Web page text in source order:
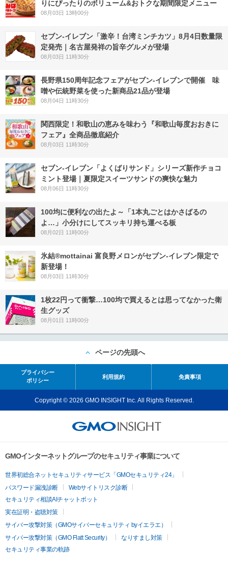
りにぴったりのボリューム&おトクな期間限定メニュー
08月03日 13時00分
セブン-イレブン「激辛！台湾ミンチカツ」8月4日数量限
定発売｜名古屋発祥の旨辛グルメが登場
08月03日 11時30分
長野県150周年記念フェアがセブン-イレブンで開催 味
噌や伝統野菜を使った新商品21品が登場
08月04日 11時30分
関西限定！和歌山の恵みを味わう『和歌山毎度おおきに
フェア』全商品徹底紹介
08月03日 11時30分
セブン‐イレブン「よくばりサンド」シリーズ新作チョコ
ミント登場｜夏限定スイーツサンドの爽快な魅力
08月06日 11時30分
100均に便利なの出たよ～「1本丸ごとはかさばるの
よ…」小分けにしてスッキリ持ち運べる板
08月02日 11時00分
氷結®mottainai 富良野メロンがセブン‐イレブン限定で
新登場！
08月03日 11時30分
1枚22円って衝撃…100均で買えるとは思ってなかった衛
生グッズ
08月01日 11時00分
ページの先頭へ
プライバシー
ポリシー
利用規約 免責事項
Copyright © 2026 GMO INSIGHT Inc. All Rights Reserved.
GMOインターネットグループのセキュリティ事業について
世界初総合ネットセキュリティサービス「GMOセキュリティ24」
パスワード漏洩診断
Webサイトリスク診断
セキュリティ相談AIチャットボット
実在証明・盗聴対策
サイバー攻撃対策（GMOサイバーセキュリティ byイエラエ）
サイバー攻撃対策（GMO Flatt Security）
なりすまし対策
セキュリティ事業の軌跡